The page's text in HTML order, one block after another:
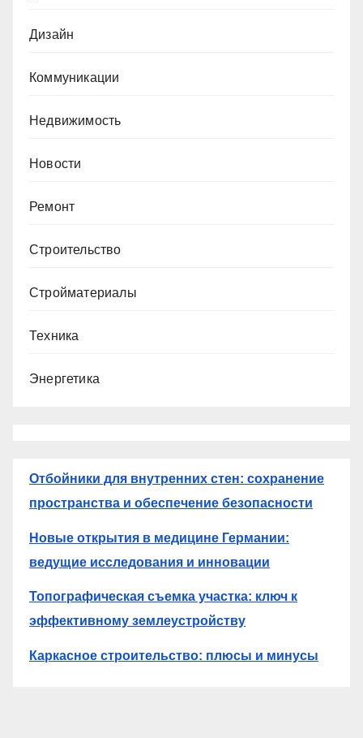
Дизайн
Коммуникации
Недвижимость
Новости
Ремонт
Строительство
Стройматериалы
Техника
Энергетика
Отбойники для внутренних стен: сохранение
пространства и обеспечение безопасности
Новые открытия в медицине Германии:
ведущие исследования и инновации
Топографическая съемка участка: ключ к
эффективному землеустройству
Каркасное строительство: плюсы и минусы